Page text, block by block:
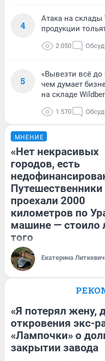
4
Атака на склады
продукции
2 050
5
«Вывезти всё
чем думает
на складе
1 570
МНЕНИЕ
«Нет некрасивых
городов, есть
Путешественники
проехали 2000
километров по
машине — стоило
того
Екатерина Литкевич
«Я потерял жену,
откровения экс-
«Лампочки» о
закрытии завода